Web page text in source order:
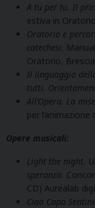
A tu per tu. Il
estiva in
Oratorio e
catechesi.
Oratorio,
Il linguaggio
tutti.
All’Opera. La
per
Opere musicali:
Light the night.
speranza.
CD) Aurealab
Ciao Capo